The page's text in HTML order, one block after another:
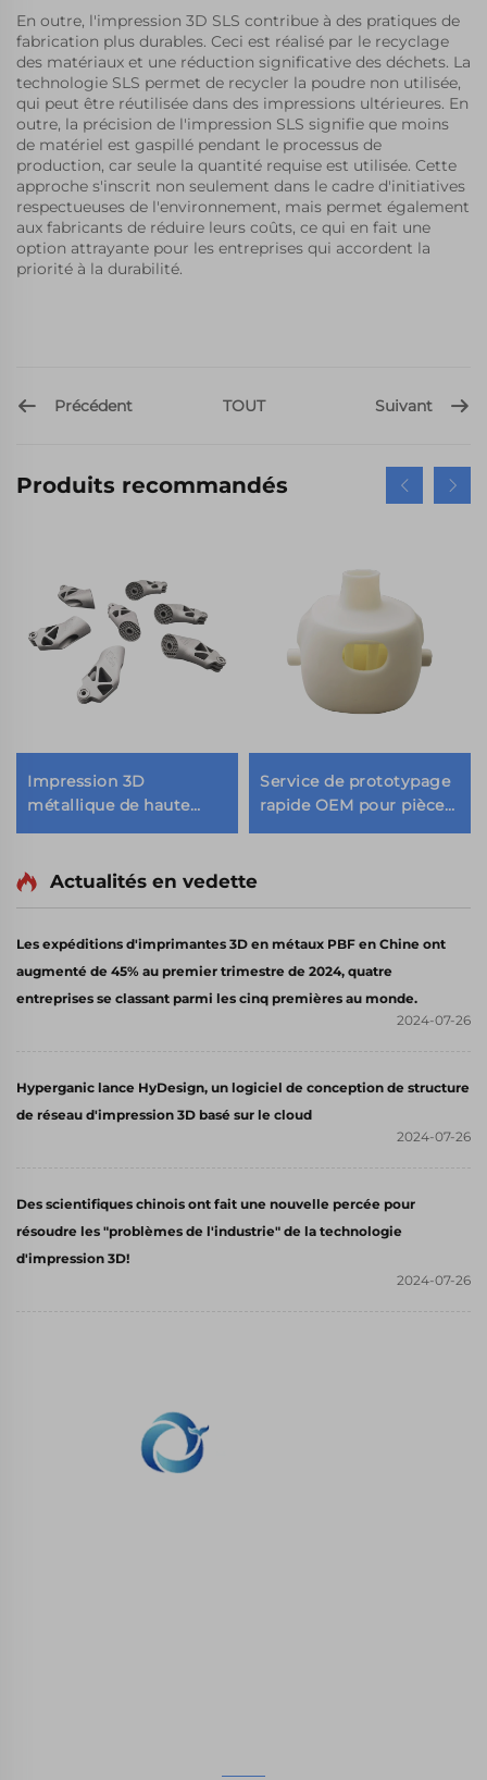
En outre, l'impression 3D SLS contribue à des pratiques de
fabrication plus durables. Ceci est réalisé par le recyclage
des matériaux et une réduction significative des déchets. La
technologie SLS permet de recycler la poudre non utilisée,
qui peut être réutilisée dans des impressions ultérieures. En
outre, la précision de l'impression SLS signifie que moins
de matériel est gaspillé pendant le processus de
production, car seule la quantité requise est utilisée. Cette
approche s'inscrit non seulement dans le cadre d'initiatives
respectueuses de l'environnement, mais permet également
aux fabricants de réduire leurs coûts, ce qui en fait une
option attrayante pour les entreprises qui accordent la
priorité à la durabilité.
Précédent TOUT Suivant
Produits recommandés
Impression 3D
métallique de haute
précision en alliage
inoxydable
Service de prototypage
rapide OEM pour pièces
3D imprimées, moulage
Actualités en vedette
Les expéditions d'imprimantes 3D en métaux PBF en Chine ont
augmenté de 45% au premier trimestre de 2024, quatre
entreprises se classant parmi les cinq premières au monde.
2024-07-26
Hyperganic lance HyDesign, un logiciel de conception de structure
de réseau d'impression 3D basé sur le cloud
2024-07-26
Des scientifiques chinois ont fait une nouvelle percée pour
résoudre les "problèmes de l'industrie" de la technologie
d'impression 3D!
2024-07-26